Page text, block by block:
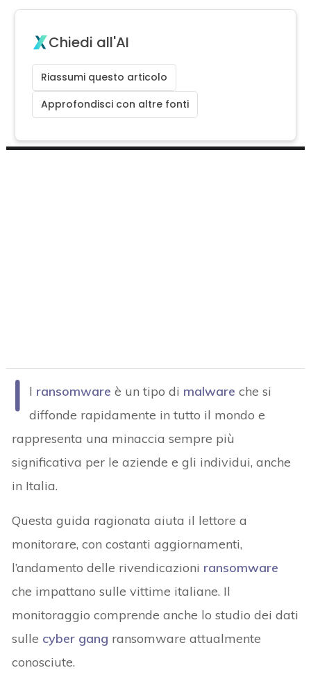
Chiedi all'AI
Riassumi questo articolo
Approfondisci con altre fonti
I l ransomware è un tipo di malware che si
diffonde rapidamente in tutto il mondo e
rappresenta una minaccia sempre più
significativa per le aziende e gli individui, anche
in Italia.
Questa guida ragionata aiuta il lettore a
monitorare, con costanti aggiornamenti,
l’andamento delle rivendicazioni ransomware
che impattano sulle vittime italiane. Il
monitoraggio comprende anche lo studio dei dati
sulle cyber gang ransomware attualmente
conosciute.